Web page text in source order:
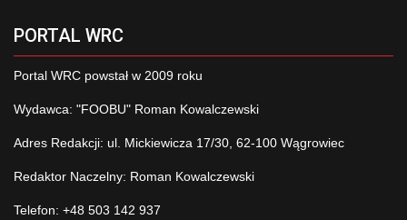
PORTAL WRC
Portal WRC powstał w 2009 roku
Wydawca: "FOOBU" Roman Kowalczewski
Adres Redakcji: ul. Mickiewicza 17/30, 62-100 Wągrowiec
Redaktor Naczelny: Roman Kowalczewski
Telefon: +48 503 142 937